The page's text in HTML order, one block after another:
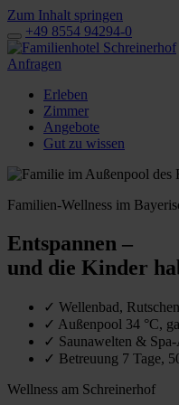
Zum Inhalt springen
+49 8554 94294-0
Anfragen
Erleben
Zimmer
Angebote
Gut zu wissen
Familien-Wellness im
Entspannen –
und die Kinder
✓ Wellenbad,
✓ Außenpool 34 °C,
✓ Saunawelten &
✓ Betreuung 7 Tage,
Wellness am Schreinerhof